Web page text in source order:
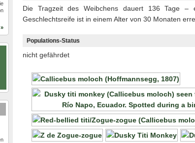
Die Tragzeit des Weibchens dauert 136 Tage
Geschlechtsreife ist in einem Alter von 30 Monaten
Populations-Status
nicht gefährdet